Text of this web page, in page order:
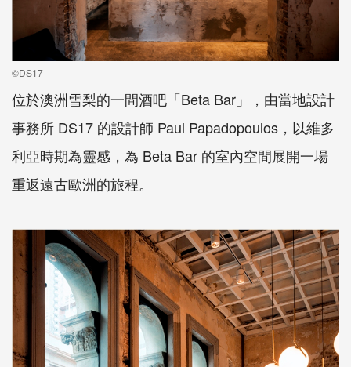
©DS17
位於澳洲雪梨的一間酒吧「Beta Bar」，由當地設計
事務所 DS17 的設計師 Paul Papadopoulos，以維多
利亞時期為靈感，為 Beta Bar 的室內空間展開一場
重返遠古歐洲的旅程。